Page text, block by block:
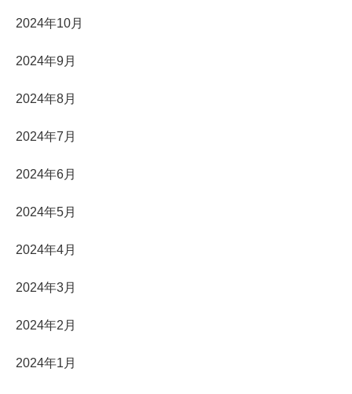
2024年10月
2024年9月
2024年8月
2024年7月
2024年6月
2024年5月
2024年4月
2024年3月
2024年2月
2024年1月